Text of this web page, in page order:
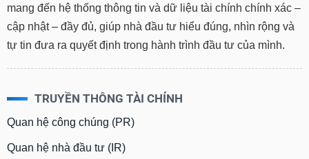
mang đến hệ thống thông tin và dữ liệu tài chính chính xác –
cập nhật – đầy đủ, giúp nhà đầu tư hiểu đúng, nhìn rộng và
tự tin đưa ra quyết định trong hành trình đầu tư của mình.
TRUYỀN THÔNG TÀI CHÍNH
Quan hệ công chúng (PR)
Quan hệ nhà đầu tư (IR)